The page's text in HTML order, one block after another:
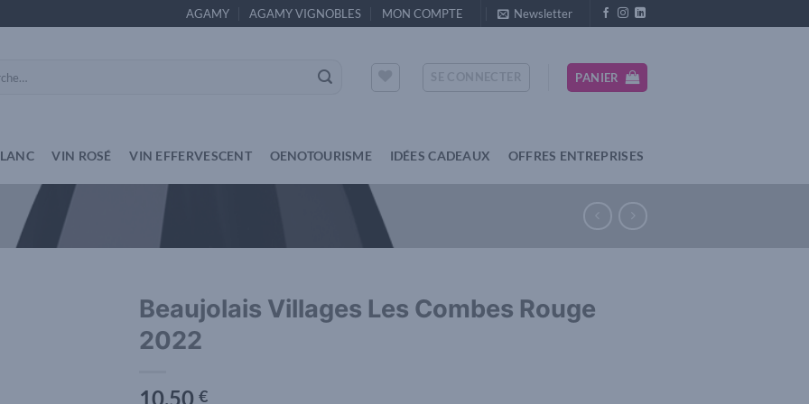
AGAMY AGAMY VIGNOBLES MON COMPTE Newsletter
PANIER
VIN ROSÉ VIN EFFERVESCENT OENOTOURISME IDÉES CADEAUX OFFRES ENTREPRISES
Beaujolais Villages Les Combes Rouge
2022
10,50 €